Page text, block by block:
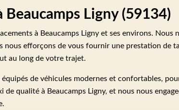
Beaucamps Ligny (59134)
à Beaucamps Ligny et ses environs. Nous
nous efforçons de vous fournir une prestation de
au long de votre trajet.
de véhicules modernes et confortables,
qualité à Beaucamps Ligny, et nous nous